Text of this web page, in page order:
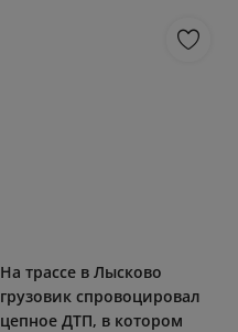
На трассе в Лысково
грузовик спровоцировал
цепное ДТП, в котором